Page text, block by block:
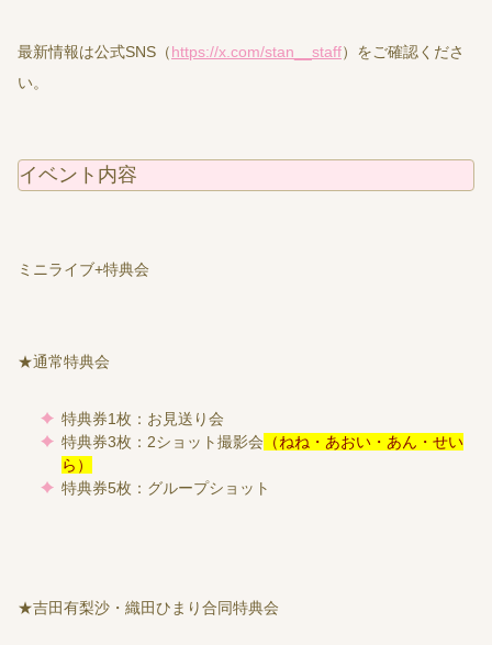
最新情報は公式SNS（https://x.com/stan__staff）をご確認くださ
い。
イベント内容
ミニライブ+特典会
★通常特典会
特典券1枚：お見送り会
特典券3枚：2ショット撮影会 （ねね・あおい・あん・せい
ら）
特典券5枚：グループショット
★吉田有梨沙・織田ひまり合同特典会